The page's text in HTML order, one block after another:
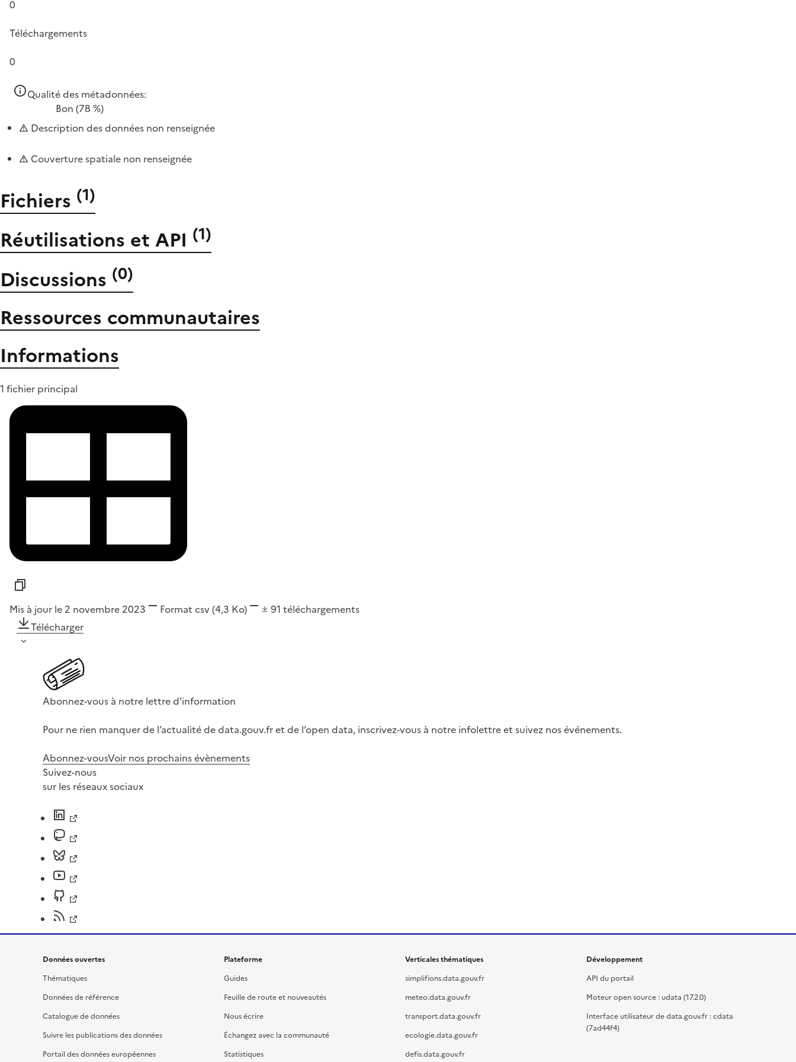
0
Téléchargements
0
Qualité des métadonnées:
Bon (78 %)
Description des données non renseignée
Couverture spatiale non renseignée
Fichiers (1)
Réutilisations et API (1)
Discussions (0)
Ressources communautaires
Informations
1 fichier principal
Mis à jour le 2 novembre 2023 Format csv(4,3 Ko) 91 téléchargements
Télécharger
Abonnez-vous à notre lettre d'information
Pour ne rien manquer de l’actualité de data.gouv.fr et de l’open data, inscrivez-vous à notre infolettre et suivez nos événements.
Abonnez-vousVoir nos prochains évènements
Suivez-nous
sur les réseaux sociaux
Données ouvertes
Thématiques
Données de référence
Catalogue de données
Suivre les publications des données
Portail des données européennes
Plateforme
Guides
Feuille de route et nouveautés
Nous écrire
Échangez avec la communauté
Statistiques
Verticales thématiques
simplifions.data.gouv.fr
meteo.data.gouv.fr
transport.data.gouv.fr
ecologie.data.gouv.fr
defis.data.gouv.fr
Développement
API du portail
Moteur open source : udata (17.2.0)
Interface utilisateur de data.gouv.fr : cdata
(7ad44f4)